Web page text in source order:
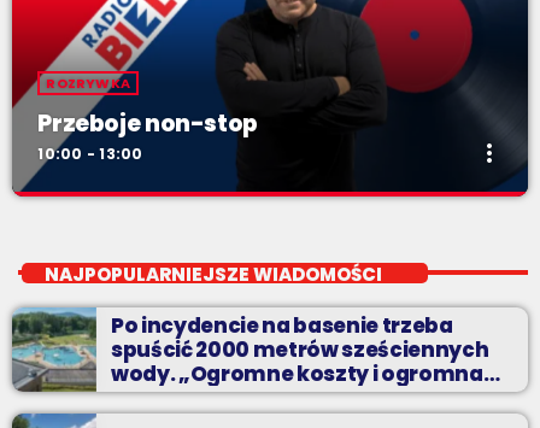
ROZRYWKA
Przeboje non-stop
10:00 - 13:00 more_vert
Najlepsze pasmo towarzyszące na Podbeskidziu! Konkursy,
akcje radiowe, rozmowy i oczywiście - starannie
wyselekcjonowane przeboje non-stop!
NAJPOPULARNIEJSZE WIADOMOŚCI
Po incydencie na basenie trzeba
spuścić 2000 metrów sześciennych
wody. „Ogromne koszty i ogromna
praca”